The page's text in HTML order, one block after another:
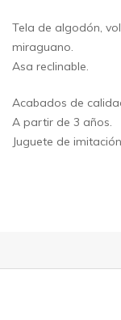
Tela de algodón,
miraguano.
Asa reclinable.
Acabados de
A partir de 3 años.
Juguete de